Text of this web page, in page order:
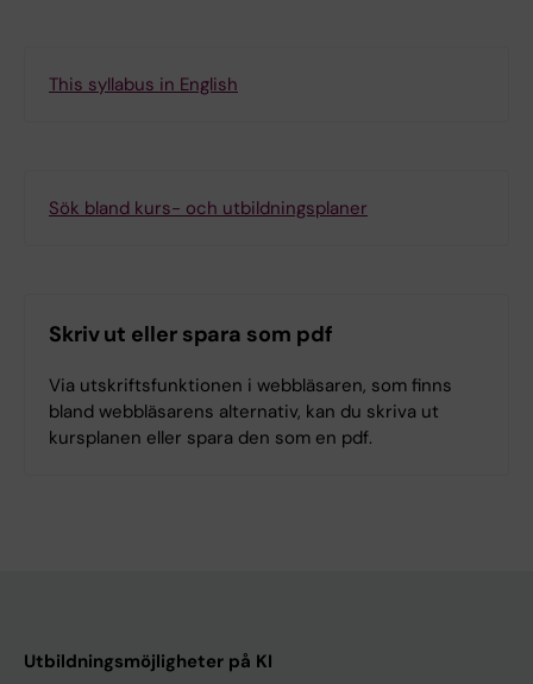
This syllabus in English
Sök bland kurs- och utbildningsplaner
Skriv ut eller spara som pdf
Via utskriftsfunktionen i webbläsaren, som finns
bland webbläsarens alternativ, kan du skriva ut
kursplanen eller spara den som en pdf.
Utbildningsmöjligheter på KI